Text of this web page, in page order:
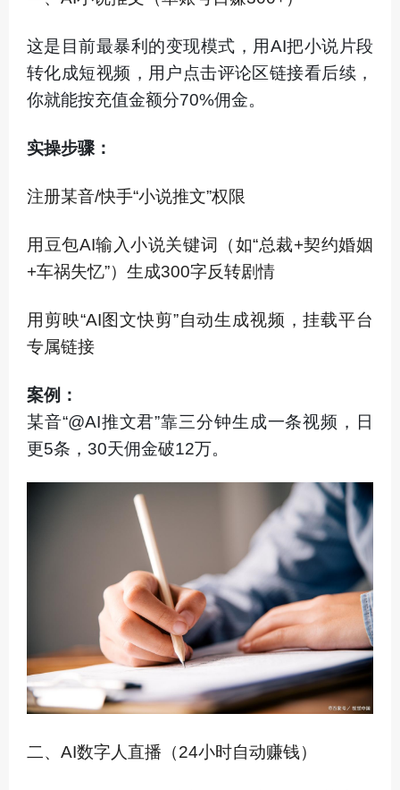
这是目前最暴利的变现模式，用AI把小说片段
转化成短视频，用户点击评论区链接看后续，
你就能按充值金额分70%佣金。
实操步骤：
注册某音/快手“小说推文”权限
用豆包AI输入小说关键词（如“总裁+契约婚姻
+车祸失忆”）生成300字反转剧情
用剪映“AI图文快剪”自动生成视频，挂载平台
专属链接
案例：
某音“@AI推文君”靠三分钟生成一条视频，日
更5条，30天佣金破12万。
二、AI数字人直播（24小时自动赚钱）